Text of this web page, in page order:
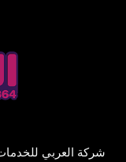
شركة العربي